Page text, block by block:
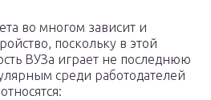
во многом зависит и
поскольку в этой
ВУЗа играет не последнюю
среди работодателей